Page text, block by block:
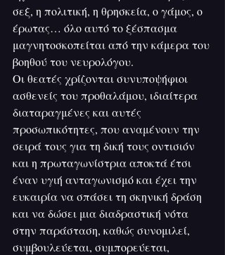
σεξ, η πολιτική, η θρησκεία, ο γάμος, ο
έρωτας… όλο αυτό το ξέσπασμα
μαγνητοσκοπείται από την κάμερα του
βοηθού του νευρολόγου.
Οι θεατές χρίζονται συνυποψήφιοι
ασθενείς του προθαλάμου, ιδιαίτερα
διαταραγμένες και αυτές
προσωπικότητες, που αναμένουν την
σειρά τους για τη δική τους οντισιόν
και η πρωταγωνίστρια αποκτά έτσι
έναν υγιή ανταγωνισμό και έχει την
ευκαιρία να σπάσει τη σκηνική δράση
και να δώσει μια διαδραστική νότα
στην παράσταση, καθώς συνομιλεί,
συμβουλεύεται, συμπορεύεται,